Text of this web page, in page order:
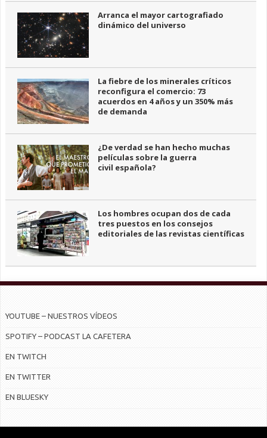
Arranca el mayor cartografiado
dinámico del universo
La fiebre de los minerales críticos
reconfigura el comercio: 73
acuerdos en 4 años y un 350% más
de demanda
¿De verdad se han hecho muchas
películas sobre la guerra
civil española?
Los hombres ocupan dos de cada
tres puestos en los consejos
editoriales de las revistas científicas
YOUTUBE – NUESTROS VÍDEOS
SPOTIFY – PODCAST LA CAFETERA
EN TWITCH
EN TWITTER
EN BLUESKY